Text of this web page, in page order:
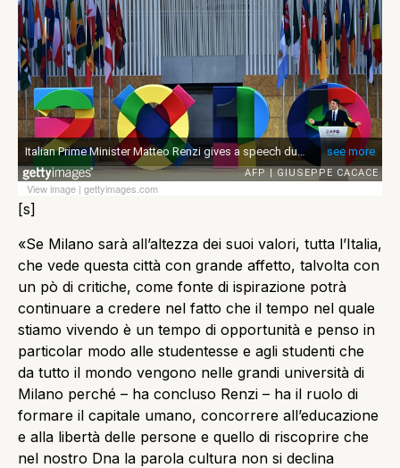
View image | gettyimages.com
[s]
«Se Milano sarà all’altezza dei suoi valori, tutta l’Italia,
che vede questa città con grande affetto, talvolta con
un pò di critiche, come fonte di ispirazione potrà
continuare a credere nel fatto che il tempo nel quale
stiamo vivendo è un tempo di opportunità e penso in
particolar modo alle studentesse e agli studenti che
da tutto il mondo vengono nelle grandi università di
Milano perché – ha concluso Renzi – ha il ruolo di
formare il capitale umano, concorrere all’educazione
e alla libertà delle persone e quello di riscoprire che
nel nostro Dna la parola cultura non si declina